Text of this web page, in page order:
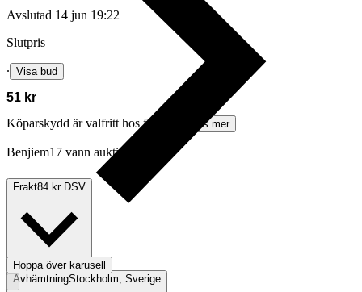
Avslutad 14 jun 19:22
Slutpris
∙ Visa bud
51 kr
Köparskydd är valfritt hos företag.
Läs mer
Benjiem17 vann auktionen
Frakt84 kr DSV
AvhämtningStockholm, Sverige
Hoppa över karusell